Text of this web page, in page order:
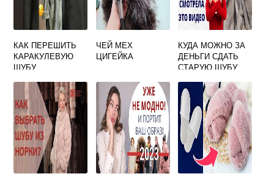
КАК ПЕРЕШИТЬ
КАРАКУЛЕВУЮ
ШУБУ
ЧЕЙ МЕХ
ЦИГЕЙКА
КУДА МОЖНО ЗА
ДЕНЬГИ СДАТЬ
СТАРУЮ ШУБУ